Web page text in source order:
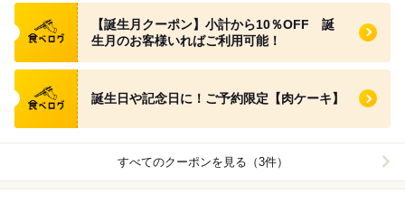
食べログ クーポン
【誕生月クーポン】小計から10％OFF 誕
生月のお客様いればご利用可能！
食べログ クーポン
誕生日や記念日に！ご予約限定【肉ケーキ】
すべてのクーポンを見る（3件）